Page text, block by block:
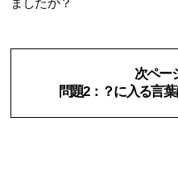
ましたか？
次ペー
問題2：？に入る言